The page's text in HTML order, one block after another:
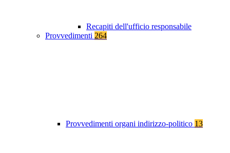
Recapiti dell'ufficio responsabile
Provvedimenti 264
Provvedimenti organi indirizzo-politico 13